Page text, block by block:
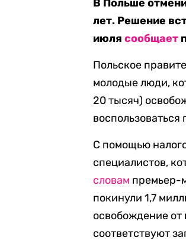
В Польше
лет. Решение
июлясообщает
Польское
молодые люди,
20 тысяч)
С помощью
специалистов,
словам премьер-
покинули 1,7
освобождение
соответствуют